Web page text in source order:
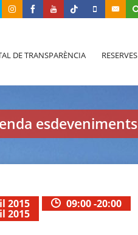
DE TRANSPARÈNCIA RESERVES
esdeveniments
09:00 -20:00
2015
2015